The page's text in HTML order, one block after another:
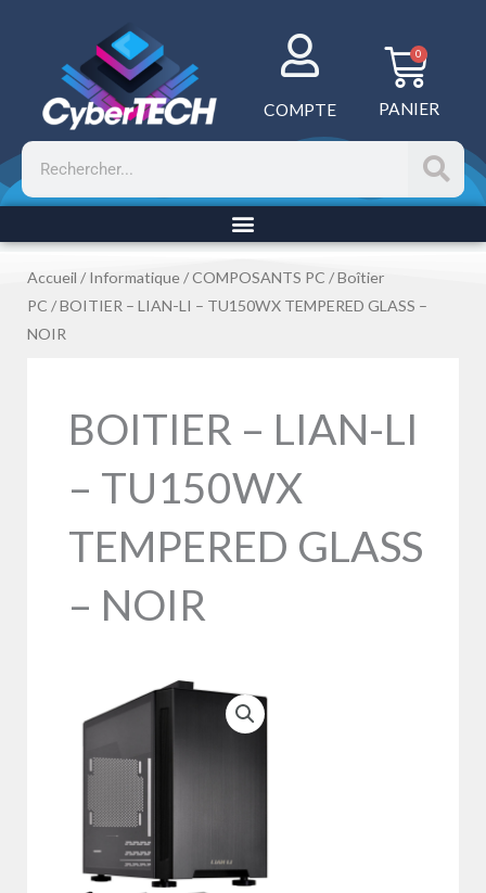
COMPTE
0
PANIER
Rechercher
Accueil /Informatique /COMPOSANTS PC /Boîtier
PC / BOITIER – LIAN-LI – TU150WX TEMPERED GLASS –
NOIR
BOITIER – LIAN-LI
– TU150WX
TEMPERED GLASS
– NOIR